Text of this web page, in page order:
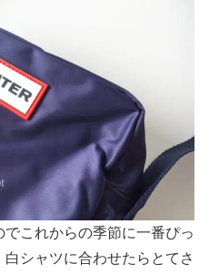
これからの季節に一番ぴっ
シャツに合わせたらとてさ